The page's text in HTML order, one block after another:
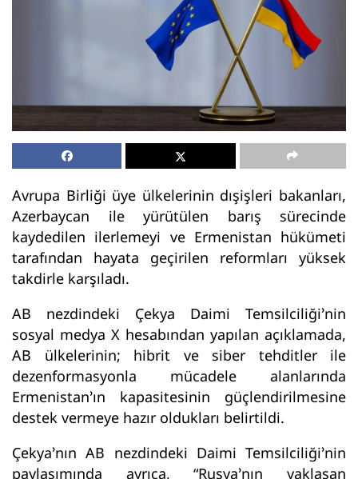
Avrupa Birliği üye ülkelerinin dışişleri bakanları,
Azerbaycan ile yürütülen barış sürecinde
kaydedilen ilerlemeyi ve Ermenistan hükümeti
tarafından hayata geçirilen reformları yüksek
takdirle karşıladı.
AB nezdindeki Çekya Daimi Temsilciliği’nin
sosyal medya X hesabından yapılan açıklamada,
AB ülkelerinin; hibrit ve siber tehditler ile
dezenformasyonla mücadele alanlarında
Ermenistan’ın kapasitesinin güçlendirilmesine
destek vermeye hazır oldukları belirtildi.
Çekya’nın AB nezdindeki Daimi Temsilciliği’nin
paylaşımında ayrıca, “Rusya’nın yaklaşan